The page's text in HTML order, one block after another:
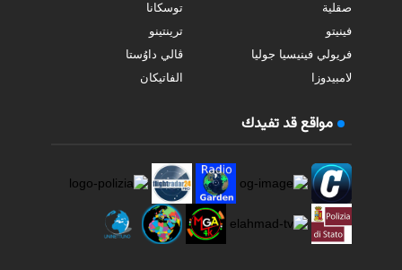
صقلية
توسكانا
فينيتو
ترينتينو
فريولي فينيسيا جوليا
ڤالي داوُستا
لامبيدوزا
الفاتيكان
مواقع قد تفيدك